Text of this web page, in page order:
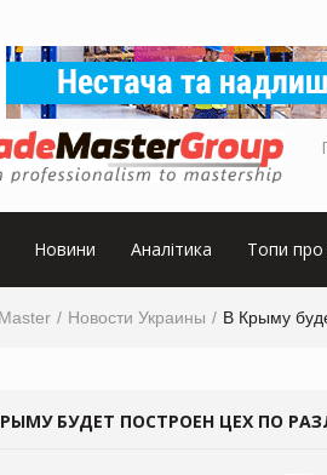
Новини Аналітика Топи про
Новости Украины В Крыму
БУДЕТ ПОСТРОЕН ЦЕХ ПО